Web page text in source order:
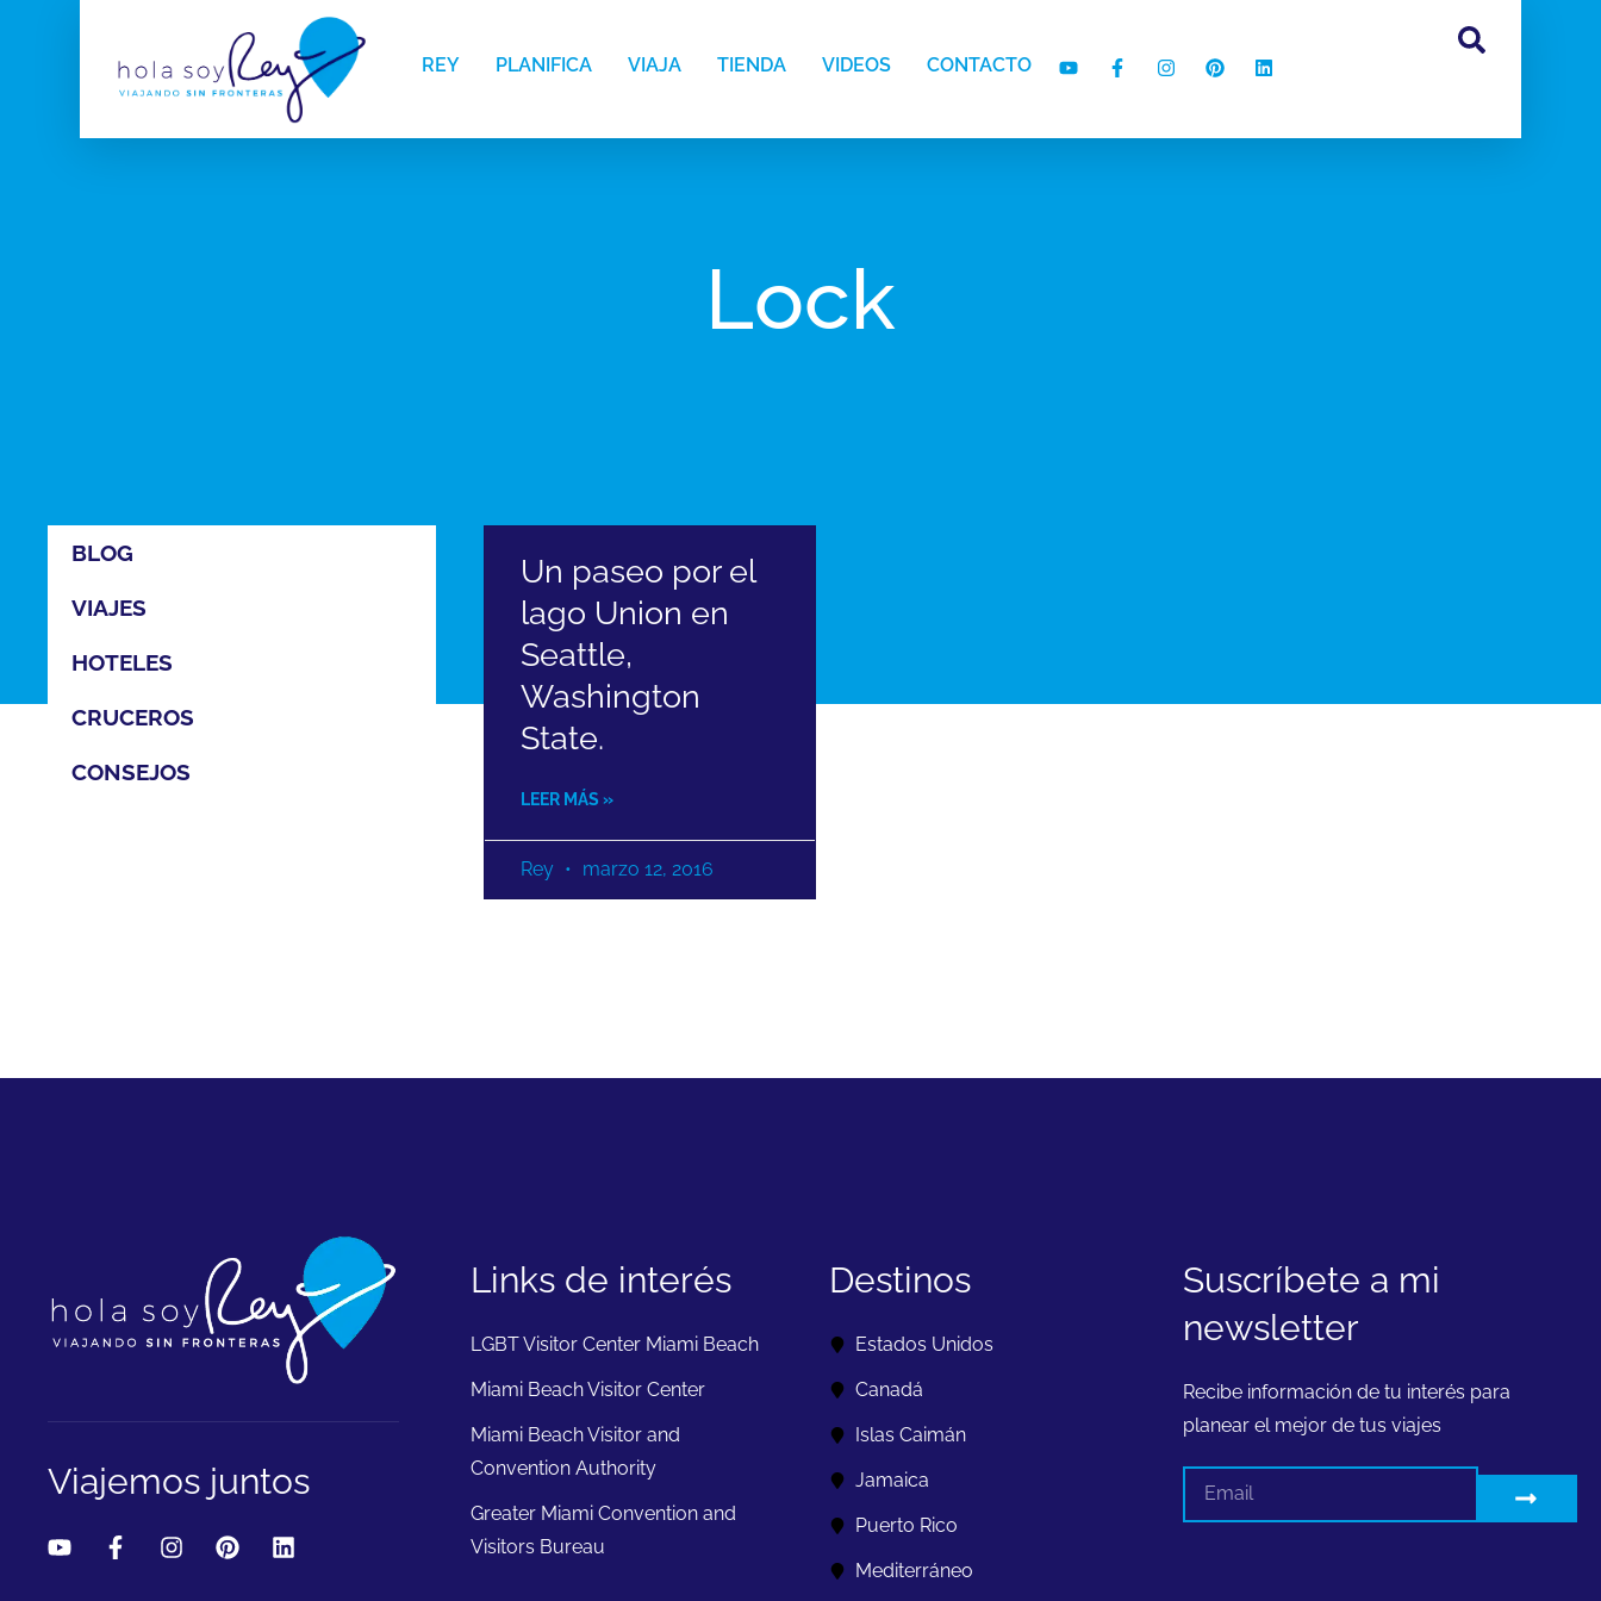
REY PLANIFICA VIAJA TIENDA VIDEOS CONTACTO
Lock
BLOG
VIAJES
HOTELES
CRUCEROS
CONSEJOS
Un paseo por el
lago Union en
Seattle,
Washington
State.
LEER MÁS »
Rey marzo 12, 2016
Viajemos juntos
Links de interés
LGBT Visitor Center Miami Beach
Miami Beach Visitor Center
Miami Beach Visitor and
Convention Authority
Greater Miami Convention and
Visitors Bureau
Destinos
Estados Unidos
Canadá
Islas Caimán
Jamaica
Puerto Rico
Mediterráneo
Suscríbete a mi
newsletter
Recibe información de tu interés para
planear el mejor de tus viajes